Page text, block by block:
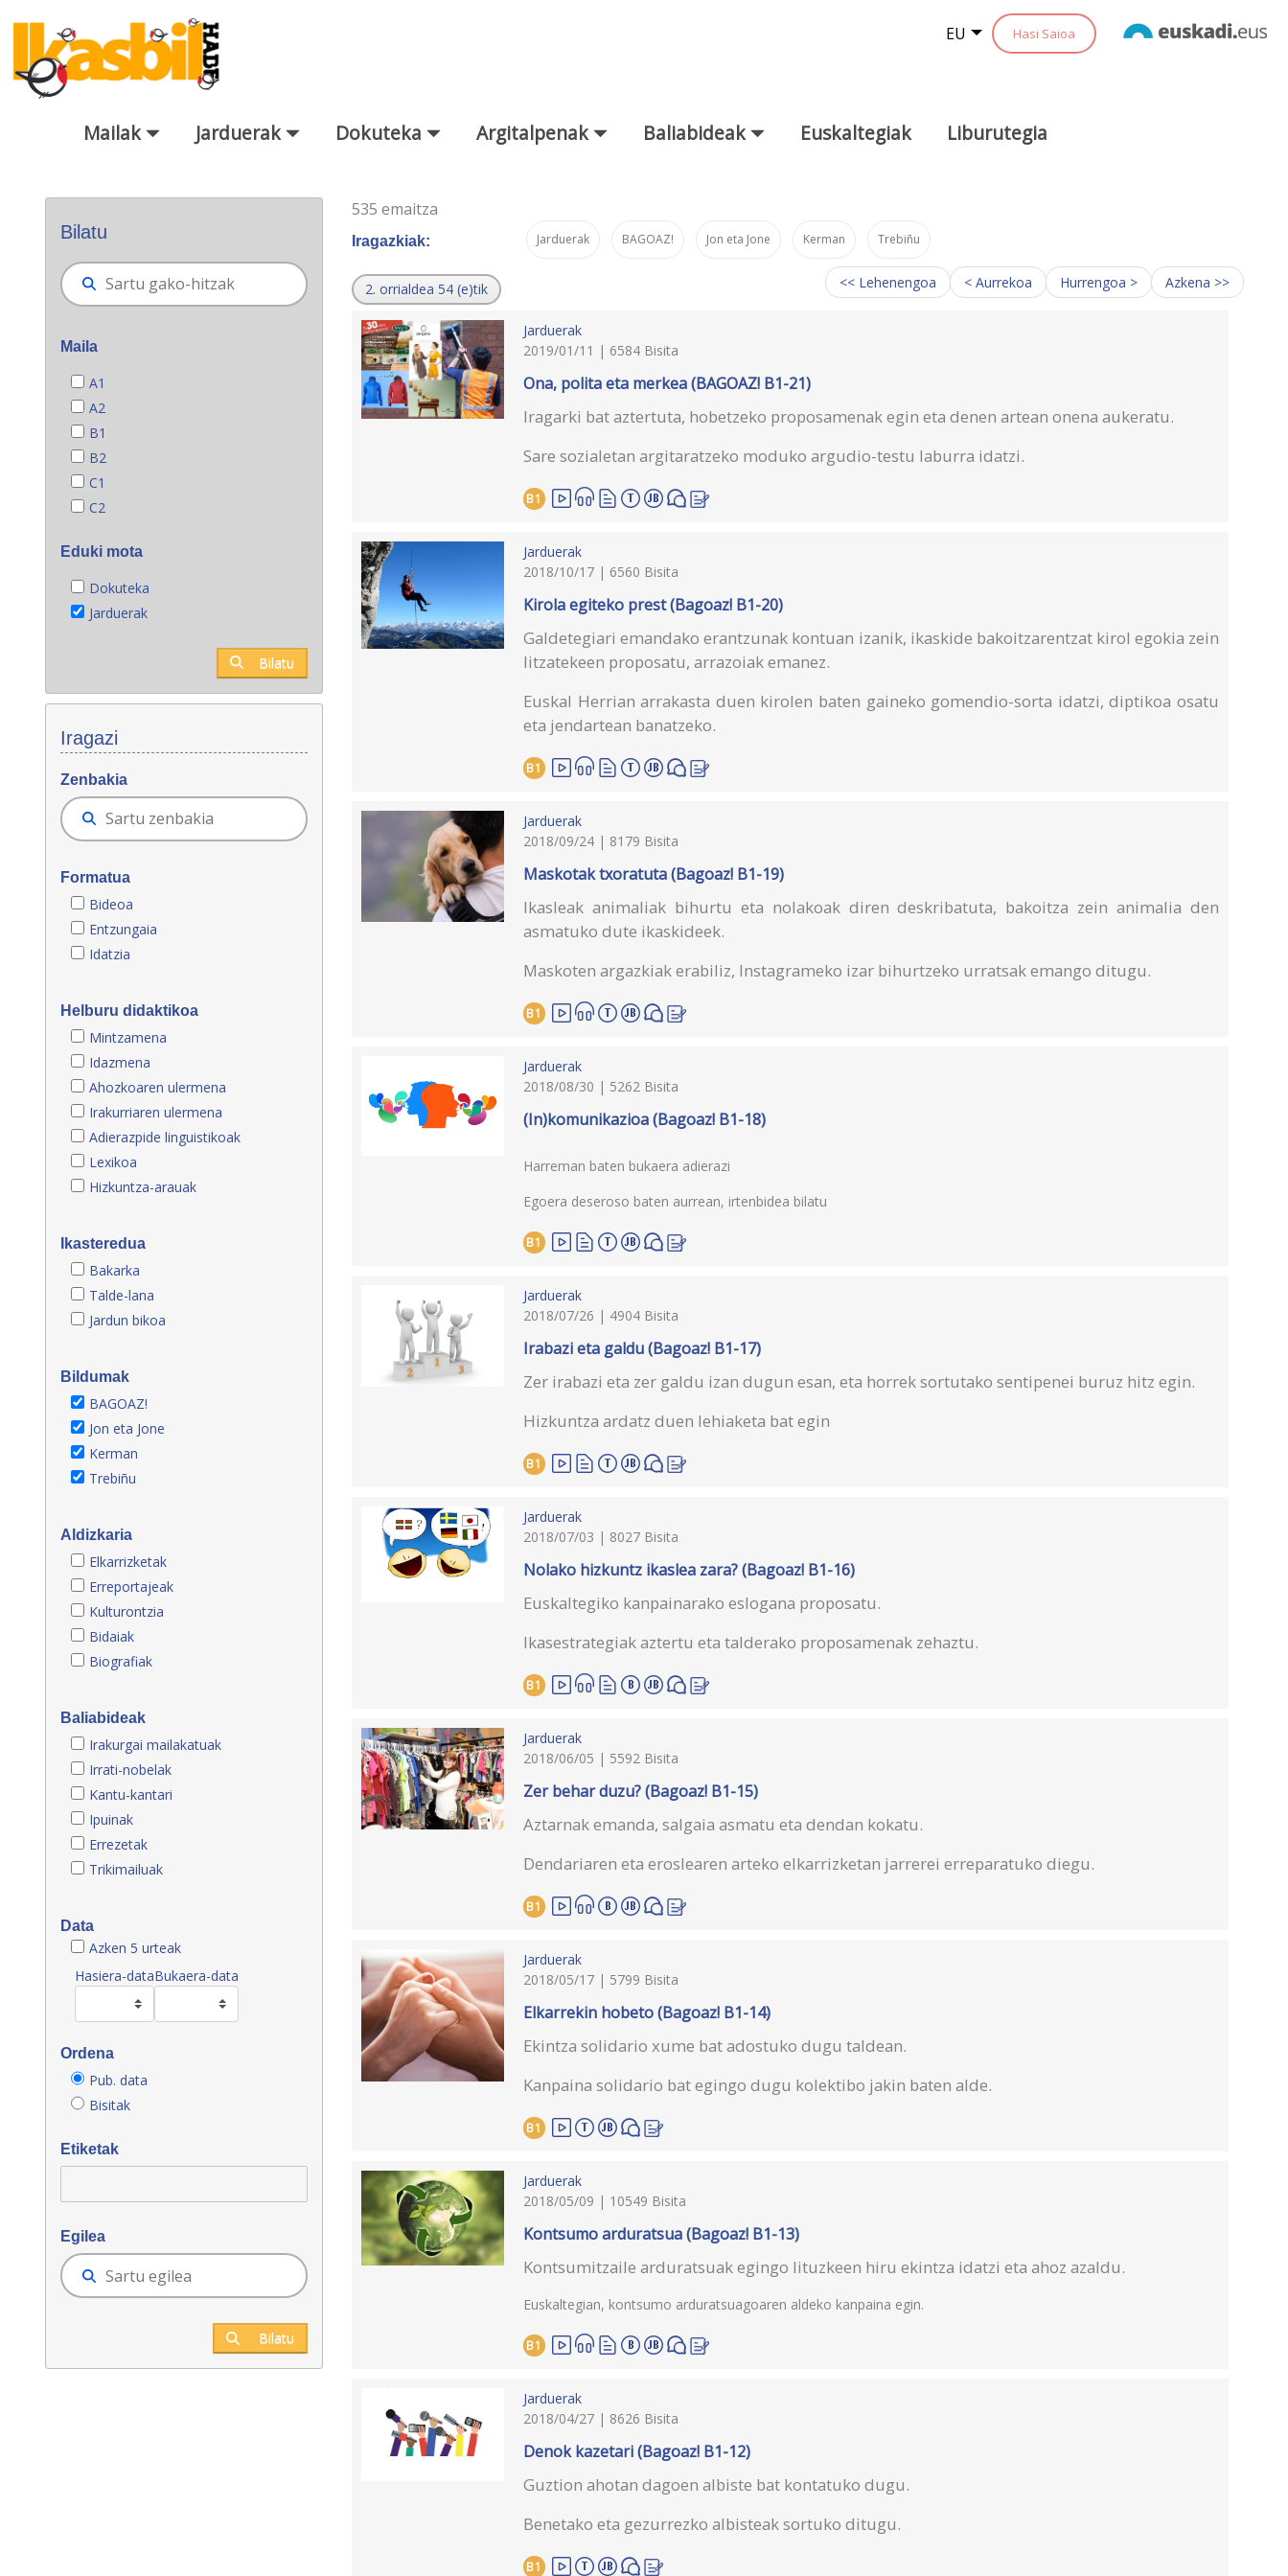
Eduki nagusira joan
EU Hasi Saioa
Mailak Jarduerak Dokuteka Argitalpenak Baliabideak Euskaltegiak Liburutegia
Bilatu
Maila
A1
A2
B1
B2
C1
C2
Eduki mota
Dokuteka
Jarduerak
Bilatu
Iragazi
Zenbakia
Formatua
Bideoa
Entzungaia
Idatzia
Helburu didaktikoa
Mintzamena
Idazmena
Ahozkoaren ulermena
Irakurriaren ulermena
Adierazpide linguistikoak
Lexikoa
Hizkuntza-arauak
Ikasteredua
Bakarka
Talde-lana
Jardun bikoa
Bildumak
BAGOAZ!
Jon eta Jone
Kerman
Trebiñu
Aldizkaria
Elkarrizketak
Erreportajeak
Kulturontzia
Bidaiak
Biografiak
Baliabideak
Irakurgai mailakatuak
Irrati-nobelak
Kantu-kantari
Ipuinak
Errezetak
Trikimailuak
Data
Azken 5 urteak
Hasiera-dataBukaera-data
Ordena
Pub. data
Bisitak
Etiketak
Egilea
Bilatu
535 emaitza
Iragazkiak: Jarduerak BAGOAZ! Jon eta Jone Kerman Trebiñu
2. orrialdea 54 (e)tik << Lehenengoa < Aurrekoa Hurrengoa > Azkena >>
Jarduerak
2019/01/11 | 6584 Bisita
Ona, polita eta merkea (BAGOAZ! B1-21)
Iragarki bat aztertuta, hobetzeko proposamenak egin eta denen artean onena aukeratu.
Sare sozialetan argitaratzeko moduko argudio-testu laburra idatzi.
B1
Jarduerak
2018/10/17 | 6560 Bisita
Kirola egiteko prest (Bagoaz! B1-20)
Galdetegiari emandako erantzunak kontuan izanik, ikaskide bakoitzarentzat kirol egokia zein
litzatekeen proposatu, arrazoiak emanez.
Euskal Herrian arrakasta duen kirolen baten gaineko gomendio-sorta idatzi, diptikoa osatu
eta jendartean banatzeko.
B1
Jarduerak
2018/09/24 | 8179 Bisita
Maskotak txoratuta (Bagoaz! B1-19)
Ikasleak animaliak bihurtu eta nolakoak diren deskribatuta, bakoitza zein animalia den
asmatuko dute ikaskideek.
Maskoten argazkiak erabiliz, Instagrameko izar bihurtzeko urratsak emango ditugu.
B1
Jarduerak
2018/08/30 | 5262 Bisita
(In)komunikazioa (Bagoaz! B1-18)
Harreman baten bukaera adierazi
Egoera deseroso baten aurrean, irtenbidea bilatu
B1
Jarduerak
2018/07/26 | 4904 Bisita
Irabazi eta galdu (Bagoaz! B1-17)
Zer irabazi eta zer galdu izan dugun esan, eta horrek sortutako sentipenei buruz hitz egin.
Hizkuntza ardatz duen lehiaketa bat egin
B1
Jarduerak
2018/07/03 | 8027 Bisita
Nolako hizkuntz ikaslea zara? (Bagoaz! B1-16)
Euskaltegiko kanpainarako eslogana proposatu.
Ikasestrategiak aztertu eta talderako proposamenak zehaztu.
B1
Jarduerak
2018/06/05 | 5592 Bisita
Zer behar duzu? (Bagoaz! B1-15)
Aztarnak emanda, salgaia asmatu eta dendan kokatu.
Dendariaren eta eroslearen arteko elkarrizketan jarrerei erreparatuko diegu.
B1
Jarduerak
2018/05/17 | 5799 Bisita
Elkarrekin hobeto (Bagoaz! B1-14)
Ekintza solidario xume bat adostuko dugu taldean.
Kanpaina solidario bat egingo dugu kolektibo jakin baten alde.
B1
Jarduerak
2018/05/09 | 10549 Bisita
Kontsumo arduratsua (Bagoaz! B1-13)
Kontsumitzaile arduratsuak egingo lituzkeen hiru ekintza idatzi eta ahoz azaldu.
Euskaltegian, kontsumo arduratsuagoaren aldeko kanpaina egin.
B1
Jarduerak
2018/04/27 | 8626 Bisita
Denok kazetari (Bagoaz! B1-12)
Guztion ahotan dagoen albiste bat kontatuko dugu.
Benetako eta gezurrezko albisteak sortuko ditugu.
B1